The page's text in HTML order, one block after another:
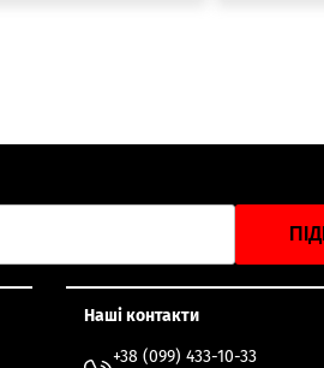
Наші контакти
+38 (099) 433-10-33